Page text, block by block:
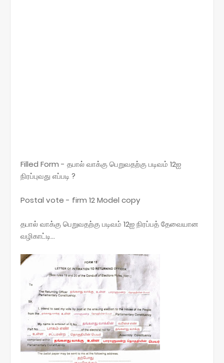
Filled Form - தபால் வாக்கு பெறுவதற்கு படிவம் 12ஐ
நிரப்புவது எப்படி ?
Postal vote - firm 12 Model copy
தபால் வாக்கு பெறுவதற்கு படிவம் 12ஐ நிரப்பத் தேவையான
வழிகாட்டி...